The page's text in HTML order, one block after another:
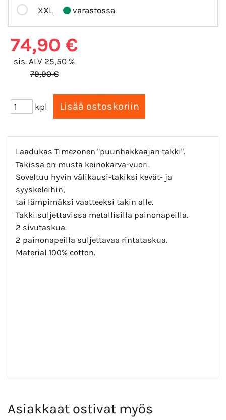
XXL varastossa
74,90 €
sis. ALV 25,50 %
79,90 €
kpl
Laadukas Timezonen "puunhakkaajan takki".
Takissa on musta keinokarva-vuori.
Soveltuu hyvin välikausi-takiksi kevät- ja
syyskeleihin,
tai lämpimäksi vaatteeksi takin alle.
Takki suljettavissa metallisilla painonapeilla.
2 sivutaskua.
2 painonapeilla suljettavaa rintataskua.
Material 100% cotton.
Asiakkaat ostivat myös